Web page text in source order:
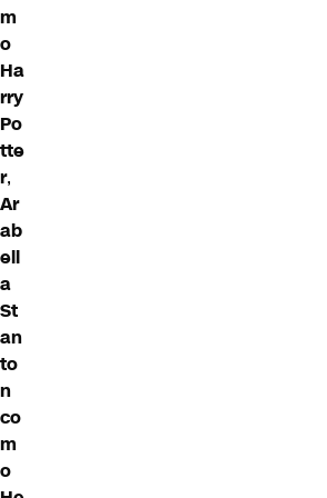
m
o
Ha
rry
Po
tte
r,
Ar
ab
ell
a
St
an
to
n
co
m
o